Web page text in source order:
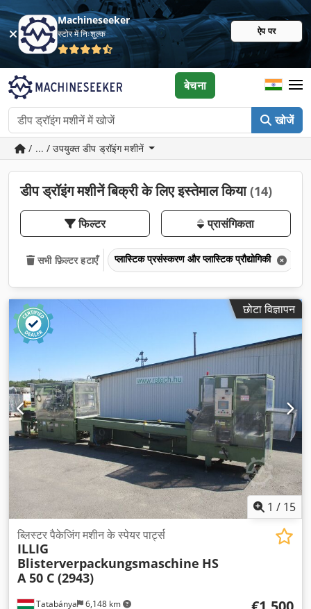
Machineseeker
स्टोर में निःशुल्क ऐप पर
खोजें
बेचना
/ ... / उपयुक्त डीप ड्रॉइंग मशीनें
डीप ड्रॉइंग मशीनें बिक्री के लिए इस्तेमाल किया(14)
फिल्टर प्रासंगिकता
सभी फ़िल्टर हटाएँ प्लास्टिक प्रसंस्करण और प्लास्टिक प्रौद्योगिकी
छोटा विज्ञापन
1 / 15
Tatabánya 6,148 km
ब्लिस्टर पैकेजिंग मशीन के स्पेयर पार्ट्स
ILLIG
Blisterverpackungsmaschine HS
A 50 C (2943)